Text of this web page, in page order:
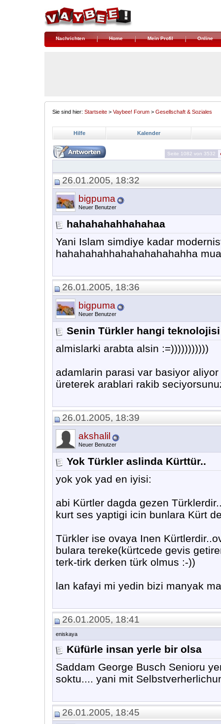
Nachrichten Home Mein Profil Online
Sie sind hier: Startseite > Vaybee! Forum > Gesellschaft & Soziales
Hilfe Kalender
Seite 1082 von 3532
26.01.2005, 18:32
bigpuma
Neuer Benutzer
hahahahahhahahaa
Yani Islam simdiye kadar
hahahahahhahahahahahahha
26.01.2005, 18:36
bigpuma
Neuer Benutzer
Senin Türkler hangi teknolojisi
almislarki arabta alsin :=)))))))))))
adamlarin parasi var basiyor
üreterek arablari rakib
26.01.2005, 18:39
akshalil
Neuer Benutzer
Yok Türkler aslinda Kürttür..
yok yok yad en iyisi:
abi Kürtler dagda gezen
kurt ses yaptigi icin bunlara Kürt
Türkler ise ovaya Inen
bulara tereke(kürtcede gevis
terk-tirk derken türk olmus :-))
lan kafayi mi yedin bizi manyak
26.01.2005, 18:41
eniskaya
Küfürle insan yerle bir olsa
Saddam George Busch Senioru
soktu.... yani mit
26.01.2005, 18:45